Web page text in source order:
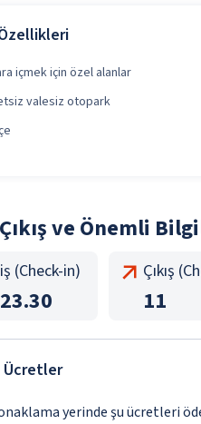
içmek için özel alanlar
valesiz otopark
ve Önemli
(Check-in)
23.30
Çıkış
11
Ücretler
yerinde şu ücretleri